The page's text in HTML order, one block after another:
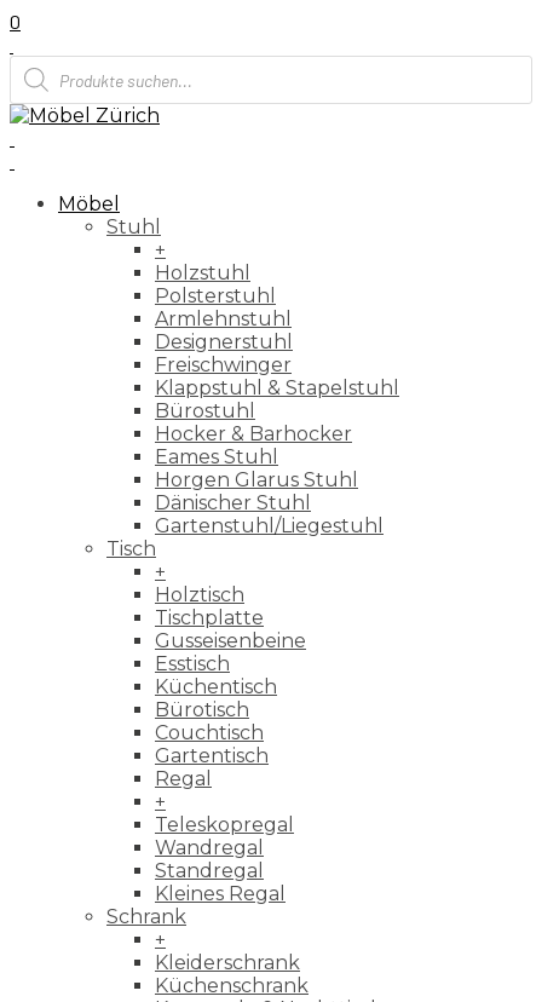
0
Products
search
Möbel
Stuhl
+
Holzstuhl
Polsterstuhl
Armlehnstuhl
Designerstuhl
Freischwinger
Klappstuhl & Stapelstuhl
Bürostuhl
Hocker & Barhocker
Eames Stuhl
Horgen Glarus Stuhl
Dänischer Stuhl
Gartenstuhl/Liegestuhl
Tisch
+
Holztisch
Tischplatte
Gusseisenbeine
Esstisch
Küchentisch
Bürotisch
Couchtisch
Gartentisch
Regal
+
Teleskopregal
Wandregal
Standregal
Kleines Regal
Schrank
+
Kleiderschrank
Küchenschrank